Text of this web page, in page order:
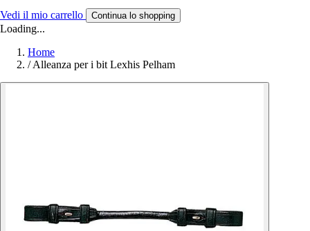
Vedi il mio carrello Continua lo shopping
Loading...
Home
/ Alleanza per i bit Lexhis Pelham